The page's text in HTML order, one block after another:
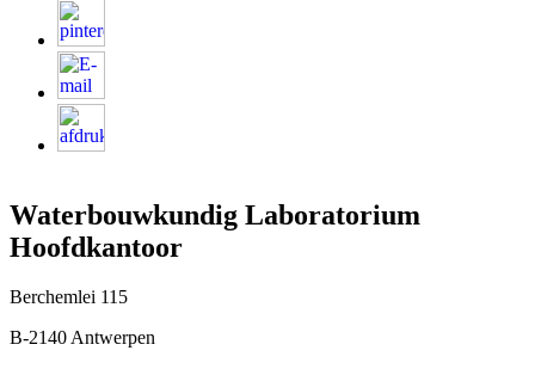
Waterbouwkundig Laboratorium
Hoofdkantoor
Berchemlei 115
B-2140 Antwerpen